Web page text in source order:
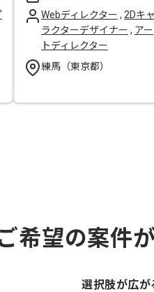
Webディレクター , 2Dキ
ラクターデザイナー , アー
トディレクター
練馬（東京都）
希望の案件
選択肢が広が